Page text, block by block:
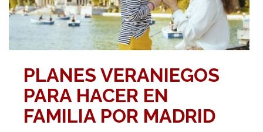
PLANES VERANIEGOS
PARA HACER EN
FAMILIA POR MADRID